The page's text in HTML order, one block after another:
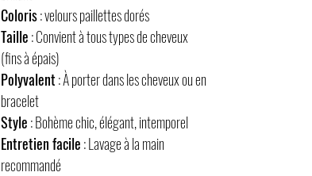
Coloris: velours paillettes dorés
Taille: Convient à tous types de cheveux
(fins à épais)
Polyvalent: À porter dans les cheveux ou en
bracelet
Style: Bohème chic, élégant, intemporel
Entretien facile: Lavage à la main
recommandé